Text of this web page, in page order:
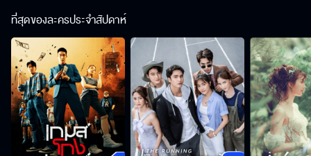
ที่สุดของละครประจำสัปดาห์